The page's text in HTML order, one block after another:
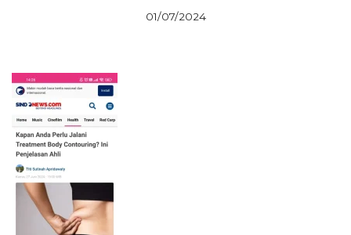
01/07/2024